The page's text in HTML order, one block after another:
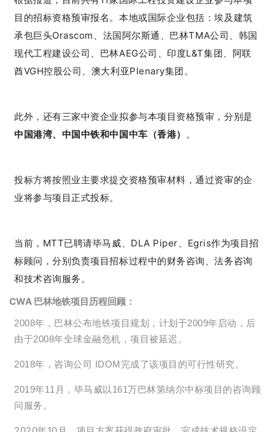
目的招标资格预审报名。本地或国际企业包括：埃及建筑
承包巨头Orascom、法国阿尔斯通、巴林TMA公司、韩国
现代工程建设公司、巴林AEG公司、印度L&T集团、阿联
酋VGH控股公司、澳大利亚Plenary集团。
此外，还有三家中资企业拟参与本项目资格预审，分别是
中国港湾、中国中铁和中国中车（香港） 。
投标方将按照业主要求提交资格预审材料，通过资审的企
业将参与项目正式投标。
当前，MTT已聘请毕马威、DLA Piper、Egris作为项目招
标顾问，分别负责项目招标过程中的财务咨询、法务咨询
和技术咨询服务。
CWA 巴林地铁项目历程回顾：
2008年，巴林公布地铁项目规划，计划于2009年启动，后
由于2008年全球金融危机，项目被延迟。
2018年，咨询公司 IDOM完成了该项目的可行性研究。
2019年11 月，毕马威以161万巴林第纳尔中标项目的咨询顾
问服务。